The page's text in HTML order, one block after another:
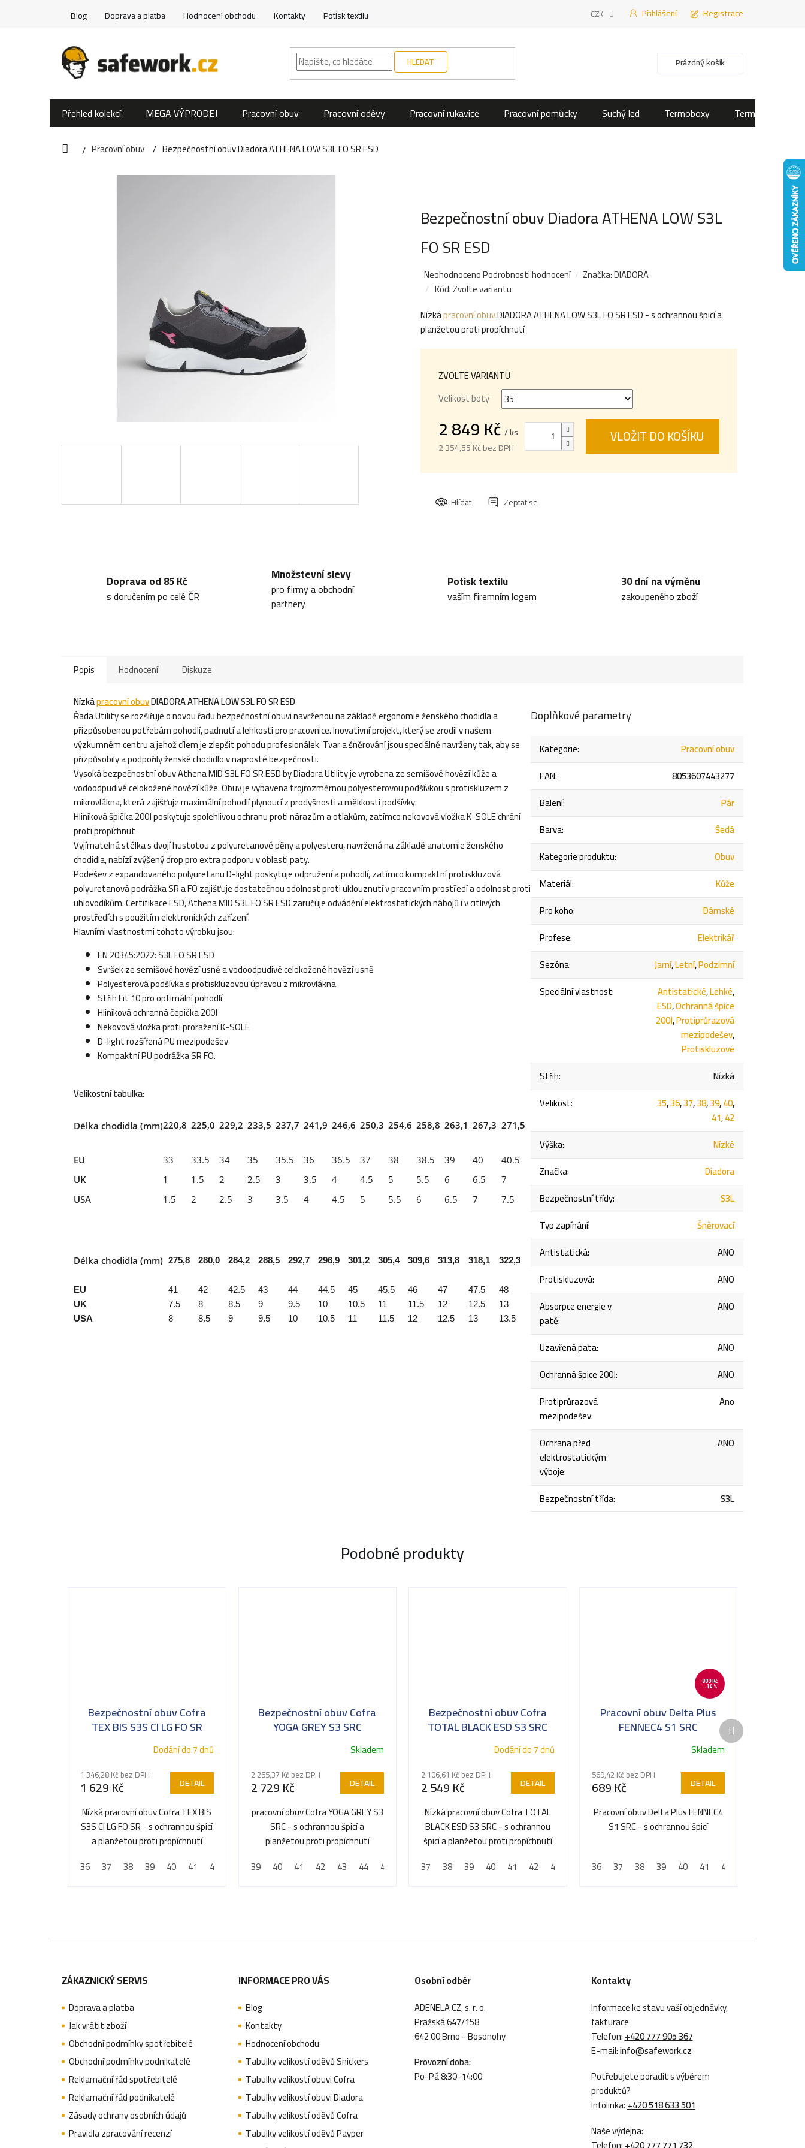
Blog Doprava a platba Hodnocení obchodu Kontakty Potisk textilu CZK Přihlášení Registrace
HLEDAT Nákupní košík
Prázdný košík
Přehled kolekcí MEGA VÝPRODEJ Pracovní obuv Pracovní oděvy Pracovní rukavice Pracovní pomůcky Suchý led Termoboxy Termotašky
DomůPracovní obuv Bezpečnostní obuv Diadora ATHENA LOW S3L FO SR ESD
Bezpečnostní obuv Diadora ATHENA LOW S3L
FO SR ESD
Průměrné
hodnocení
je
0,0
z
hvězdiček.
NeohodnocenoPodrobnosti hodnocení Značka:DIADORA
Kód:Zvolte variantu
Nízkápracovní obuvDIADORA ATHENA LOW S3L FO SR ESD - s ochrannou špicí a
planžetou proti propíchnutí
ZVOLTE VARIANTU
Velikost boty
2 849 Kč / ks
2 354,55 Kč bez DPH
cena:
VLOŽIT DO KOŠÍKU
Zeptat se
Hlídat
Doprava od 85 Kč
s doručením po celé ČR
Množstevní slevy
pro firmy a obchodní
partnery
Potisk textilu
vaším firemním logem
30 dní na výměnu
zakoupeného zboží
Popis Hodnocení
Diskuze
Nízkápracovní obuvDIADORA ATHENA LOW S3L FO SR ESD
Řada Utility se rozšiřuje o novou řadu bezpečnostní obuvi navrženou na základě ergonomie ženského chodidla a
přizpůsobenou potřebám pohodlí, padnutí a lehkosti pro pracovnice. Inovativní projekt, který se zrodil v našem
výzkumném centru a jehož cílem je zlepšit pohodu profesionálek. Tvar a šněrování jsou speciálně navrženy tak, aby se
přizpůsobily a podpořily ženské chodidlo v naprosté bezpečnosti.
Vysoká bezpečnostní obuv Athena MID S3L FO SR ESD by Diadora Utility je vyrobena ze semišové hovězí kůže a
vodoodpudivé celokožené hovězí kůže. Obuv je vybavena trojrozměrnou polyesterovou podšívkou s protiskluzem z
mikrovlákna, která zajišťuje maximální pohodlí plynoucí z prodyšnosti a měkkosti podšívky.
Hliníková špička 200J poskytuje spolehlivou ochranu proti nárazům a otlakům, zatímco nekovová vložka K-SOLE chrání
proti propíchnut
Vyjímatelná stélka s dvojí hustotou z polyuretanové pěny a polyesteru, navržená na základě anatomie ženského
chodidla, nabízí zvýšený drop pro extra podporu v oblasti paty.
Podešev z expandovaného polyuretanu D-light poskytuje odpružení a pohodlí, zatímco kompaktní protiskluzová
polyuretanová podrážka SR a FO zajišťuje dostatečnou odolnost proti uklouznutí v pracovním prostředí a odolnost proti
uhlovodíkům. Certifikace ESD, Athena MID S3L FO SR ESD zaručuje odvádění elektrostatických nábojů i v citlivých
prostředích s použitím elektronických zařízení.
Hlavními vlastnostmi tohoto výrobku jsou:
EN 20345:2022: S3L FO SR ESD
Svršek ze semišové hovězí usně a vodoodpudivé celokožené hovězí usně
Polyesterová podšívka s protiskluzovou úpravou z mikrovlákna
Střih Fit 10 pro optimální pohodlí
Hliníková ochranná čepička 200J
Nekovová vložka proti proražení K-SOLE
D-light rozšířená PU mezipodešev
Kompaktní PU podrážka SR FO.
Velikostní tabulka:
Délka chodidla (mm)220,8 225,0 229,2 233,5 237,7 241,9 246,6 250,3 254,6 258,8 263,1 267,3 271,5
EU 33 33.5 34 35 35.5 36 36.5 37 38 38.5 39 40
40.5
UK
1 1.5 2 2.5 3 3.5 4 4.5 5 5.5 6 6.5
7
USA
1.5 2 2.5 3 3.5 4 4.5 5 5.5 6 6.5 7 7.5
Délka chodidla (mm) 275,8 280,0 284,2 288,5 292,7 296,9 301,2 305,4 309,6 313,8 318,1 322,3
EU 41 42 42.5 43 44 44.5 45 45.5 46 47 47.5
48
UK
7.5 8 8.5 9 9.5 10 10.5 11 11.5 12 12.5
13
USA
8 8.5 9 9.5 10 10.5 11 11.5 12 12.5 13 13.5
Doplňkové parametry
Kategorie:
Pracovní obuv
EAN:
8053607443277
Balení:
Pár
Barva:
Šedá
Kategorie produktu:
Obuv
Materiál:
Kůže
Pro koho:
Dámské
Profese:
Elektrikář
Sezóna: Jarní,Letní,Podzimní
Speciální vlastnost: Antistatické,Lehké,
ESD,Ochranná špice
200J,Protiprůrazová
mezipodešev,
Protiskluzové
Střih:
Nízká
Velikost: 35,36,37,38,39,40,
41,42
Výška:
Nízké
Značka:
Diadora
Bezpečnostní třídy:
S3L
Typ zapínání:
Šněrovací
Antistatická:
ANO
Protiskluzová:
ANO
Absorpce energie v
patě:
ANO
Uzavřená pata:
ANO
Ochranná špice 200J:
ANO
Protiprůrazová
mezipodešev:
Ano
Ochrana před
elektrostatickým
výboje:
ANO
Bezpečnostní třída: S3L
Podobné produkty
Bezpečnostní obuv Cofra
TEX BIS S3S CI LG FO SR
Dodání do 7 dnů
1 346,28 Kč bez DPH
1 629 Kč DETAIL
Nízká pracovní obuv Cofra TEX BIS
S3S CI LG FO SR - s ochrannou špicí
a planžetou proti propíchnutí
36
37 38 39 40 41 42 44 45 46 47
Bezpečnostní obuv Cofra
YOGA GREY S3 SRC
Skladem
2 255,37 Kč bez DPH
2 729 Kč DETAIL
pracovní obuv Cofra YOGA GREY S3
SRC - s ochrannou špicí a
planžetou proti propíchnutí
39
40 41 42 43 44 45 47 48
Bezpečnostní obuv Cofra
TOTAL BLACK ESD S3 SRC
TOTAL BLACK ESD S3 SRC
Dodání do 7 dnů
2 106,61 Kč bez DPH
2 549 Kč DETAIL
Nízká pracovní obuv Cofra TOTAL
BLACK ESD S3 SRC - s ochrannou
špicí a planžetou proti propíchnutí
37
38 39 40 41 42 43 45 46 47 48
809 Kč
–14 %
Pracovní obuv Delta Plus
FENNEC4 S1 SRC
Skladem
569,42 Kč bez DPH
689 Kč DETAIL
Pracovní obuv Delta Plus FENNEC4
S1 SRC - s ochrannou špicí
36 37 38 39 40 41 42
Další
produkt
ZÁKAZNICKÝ SERVIS
Doprava a platba
Jak vrátit zboží
Obchodní podmínky spotřebitelé
Obchodní podmínky podnikatelé
Reklamační řád spotřebitelé
Reklamační řád podnikatelé
Zásady ochrany osobních údajů
Pravidla zpracování recenzí
INFORMACE PRO VÁS
Blog
Kontakty
Hodnocení obchodu
Tabulky velikostí oděvů Snickers
Tabulky velikostí obuvi Cofra
Tabulky velikostí obuvi Diadora
Tabulky velikostí oděvů Cofra
Tabulky velikostí oděvů Payper
Osobní odběr
ADENELA CZ, s. r. o.
Pražská 647/158
642 00 Brno - Bosonohy
Provozní doba:
Po-Pá 8:30-14:00
Kontakty
Informace ke stavu vaší objednávky,
fakturace
Telefon:+420 777 905 367
E-mail:info@safework.cz
Potřebujete poradit s výběrem
produktů?
Infolinka:+420 518 633 501
Naše výdejna: